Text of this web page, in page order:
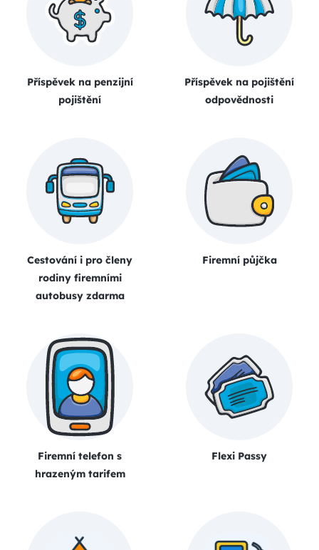
Příspěvek na penzijní
pojištění
Příspěvek na pojištění
odpovědnosti
Cestování i pro členy
rodiny firemními
autobusy zdarma
Firemní půjčka
Firemní telefon s
hrazeným tarifem
Flexi Passy